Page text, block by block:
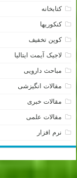
کتابخانه
کنکوریها
کوپن تخفیف
لاجیک آیمت ایتالیا
مباحث دارویی
مقالات انگیزشی
مقالات خبری
مقالات علمی
نرم افزار